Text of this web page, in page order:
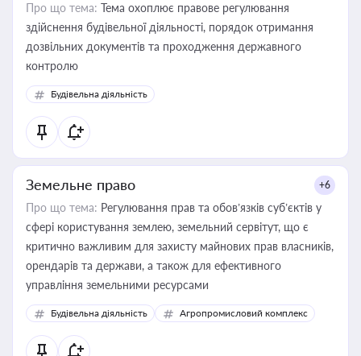
Про що тема: Тема охоплює правове регулювання
здійснення будівельної діяльності, порядок отримання
дозвільних документів та проходження державного
контролю
Будівельна діяльність
Земельне право +6
Про що тема: Регулювання прав та обов’язків суб’єктів у
сфері користування землею, земельний сервітут, що є
критично важливим для захисту майнових прав власників,
орендарів та держави, а також для ефективного
управління земельними ресурсами
Будівельна діяльність Агропромисловий комплекс